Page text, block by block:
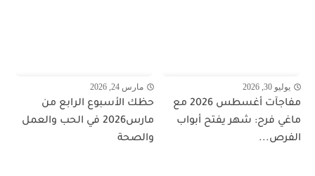
يوليو 30, 2026
مفاجآت أغسطس 2026 مع
ماغي فرح: شهر يفتح أبواب
الفرص...
مارس 24, 2026
حظك الأسبوع الرابع من
مارس2026 في الحب والعمل
والصحة